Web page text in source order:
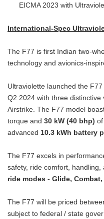
EICMA 2023 with
International-Spec
The F77 is first Indian two-
technology and avionics-
Ultraviolette launched the
Q2 2024 with three distinctive
Airstrike. The F77 model
torque and 30 kW (40 bhp)
advanced 10.3 kWh battery
The F77 excels in
safety, ride comfort,
ride modes - Glide,
The F77 will be priced
subject to federal / state